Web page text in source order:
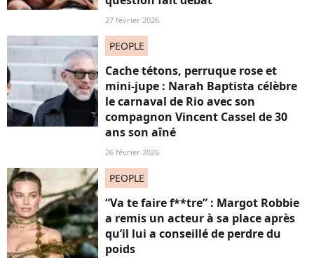
27 février 2026
PEOPLE
Cache tétons, perruque rose et
mini-jupe : Narah Baptista célèbre
le carnaval de Rio avec son
compagnon Vincent Cassel de 30
ans son aîné
26 février 2026
PEOPLE
“Va te faire f**tre” : Margot Robbie
a remis un acteur à sa place après
qu’il lui a conseillé de perdre du
poids